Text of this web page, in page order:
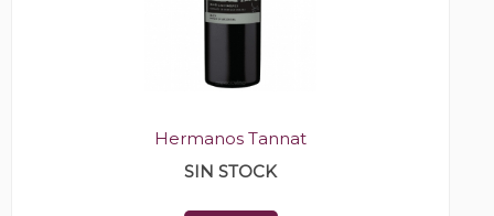
Hermanos Tannat
SIN STOCK